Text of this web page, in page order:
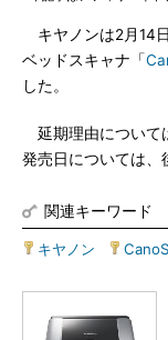
キヤノンは2月14
ベッドスキャナ「
した。
延期理由について
発売日については、
関連キーワード
キヤノン